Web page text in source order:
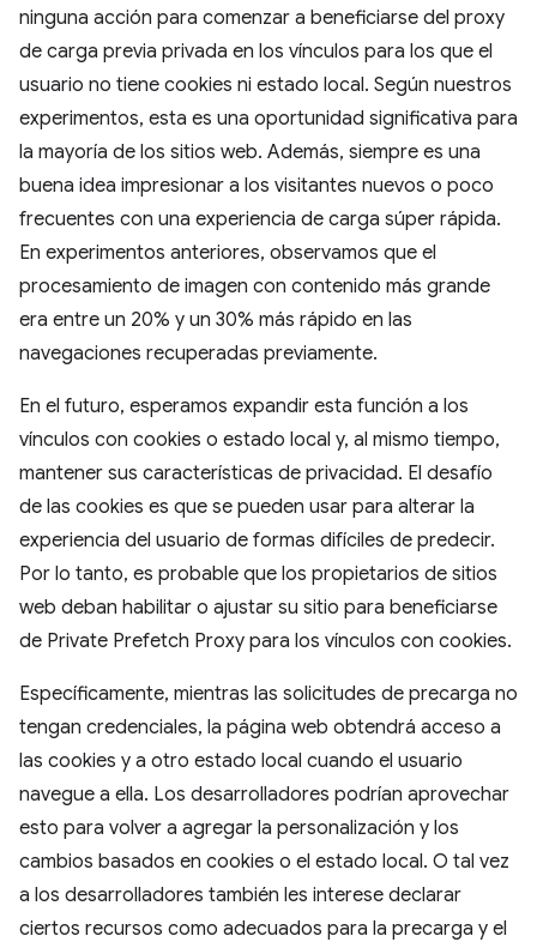
ninguna acción para comenzar a beneficiarse del proxy
de carga previa privada en los vínculos para los que el
usuario no tiene cookies ni estado local. Según nuestros
experimentos, esta es una oportunidad significativa para
la mayoría de los sitios web. Además, siempre es una
buena idea impresionar a los visitantes nuevos o poco
frecuentes con una experiencia de carga súper rápida.
En experimentos anteriores, observamos que el
procesamiento de imagen con contenido más grande
era entre un 20% y un 30% más rápido en las
navegaciones recuperadas previamente.
En el futuro, esperamos expandir esta función a los
vínculos con cookies o estado local y, al mismo tiempo,
mantener sus características de privacidad. El desafío
de las cookies es que se pueden usar para alterar la
experiencia del usuario de formas difíciles de predecir.
Por lo tanto, es probable que los propietarios de sitios
web deban habilitar o ajustar su sitio para beneficiarse
de Private Prefetch Proxy para los vínculos con cookies.
Específicamente, mientras las solicitudes de precarga no
tengan credenciales, la página web obtendrá acceso a
las cookies y a otro estado local cuando el usuario
navegue a ella. Los desarrolladores podrían aprovechar
esto para volver a agregar la personalización y los
cambios basados en cookies o el estado local. O tal vez
a los desarrolladores también les interese declarar
ciertos recursos como adecuados para la precarga y el